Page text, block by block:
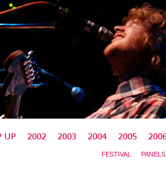
UP 2002 2003 2004 2005
FESTIVAL PANELS